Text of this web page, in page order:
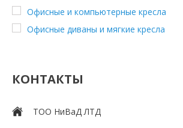
Офисные и компьютерные кресла
Офисные диваны и мягкие кресла
КОНТАКТЫ
ТОО НиВаД ЛТД